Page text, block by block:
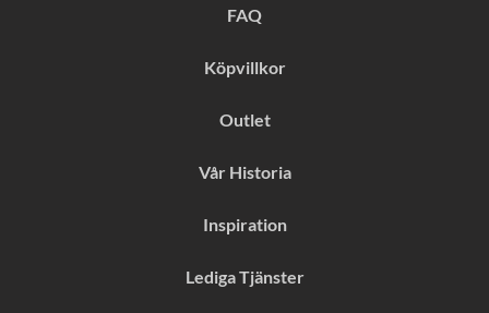
FAQ
Köpvillkor
Outlet
Vår Historia
Inspiration
Lediga Tjänster
a
m